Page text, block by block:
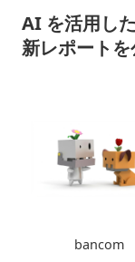
AI を活用し
新レポート
bancom